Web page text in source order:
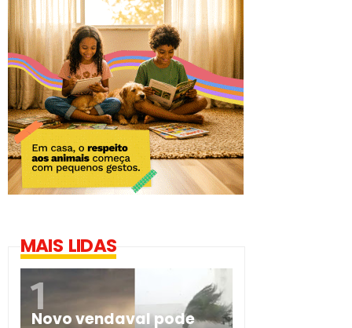
MAIS LIDAS
Novo vendaval pode